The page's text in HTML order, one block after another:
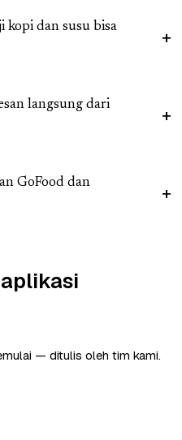
kopi dan susu bisa
langsung dari
GoFood dan
— ditulis oleh tim kami.